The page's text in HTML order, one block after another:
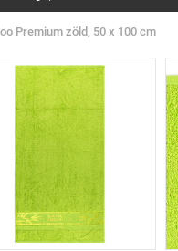
Premium zöld, 50 x 100 cm